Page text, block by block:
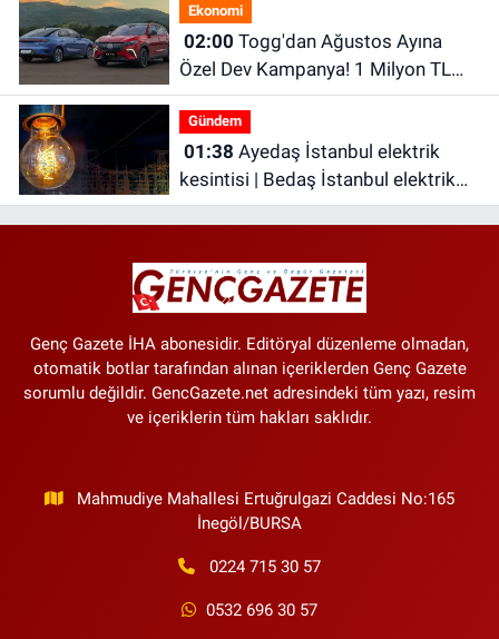
Ekonomi
02:00
Özel Dev Kampanya! 1 Milyon TL
Faizsiz Kredi ve Şarj İndirimi Fırsatı
Gündem
01:38
kesintisi | Bedaş İstanbul elektrik
kesintisi | İstanbul’da 21 ilçede
Genç Gazete İHA abonesidir. Editöryal düzenleme olmadan,
otomatik botlar tarafından alınan içeriklerden Genç Gazete
sorumlu değildir. GencGazete.net adresindeki tüm yazı, resim
ve içeriklerin tüm hakları saklıdır.
Mahmudiye Mahallesi Ertuğrulgazi Caddesi No:165
İnegöl/BURSA
0224 715 30 57
0532 696 30 57